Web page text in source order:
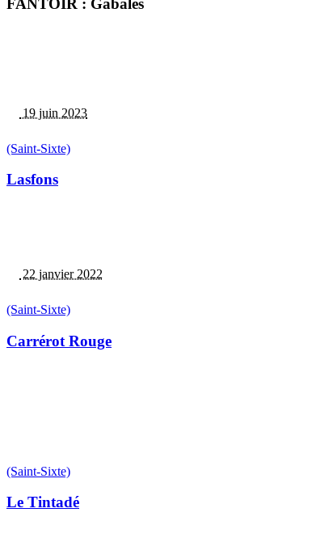
FANTOIR : Gabales
19 juin 2023
(Saint-Sixte)
Lasfons
22 janvier 2022
(Saint-Sixte)
Carrérot Rouge
(Saint-Sixte)
Le Tintadé